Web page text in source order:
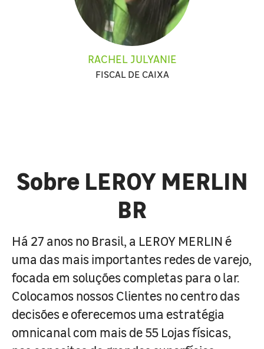
RACHEL JULYANIE
FISCAL DE CAIXA
Sobre LEROY MERLIN
BR
Há 27 anos no Brasil, a LEROY MERLIN é
uma das mais importantes redes de varejo,
focada em soluções completas para o lar.
Colocamos nossos Clientes no centro das
decisões e oferecemos uma estratégia
omnicanal com mais de 55 Lojas físicas,